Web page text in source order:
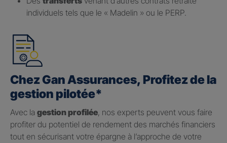
individuels tels que le « Madelin » ou le PERP.
Chez Gan Assurances, Profitez de la
gestion pilotée*
Avec la gestion profilée, nos experts peuvent vous faire
profiter du potentiel de rendement des marchés financiers
tout en sécurisant votre épargne à l’approche de votre